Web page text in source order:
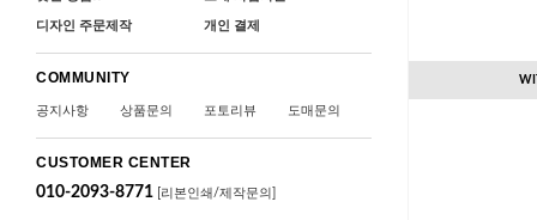
디자인 주문제작 개인 결제
COMMUNITY
공지사항 상품문의 포토리뷰 도매문의
CUSTOMER CENTER
010-2093-8771
[리본인쇄/제작문의]